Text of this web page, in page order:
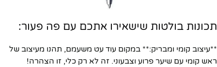
תכונות בולטות שישאירו אתכם עם פה פעור:
**עיצוב קומי ומבריק:** במקום עוד עט משעמם, תהנו מעיצוב של
ראש קומי עם שיער פרוע וצבעוני. זה לא רק כלי, זו הצהרה!